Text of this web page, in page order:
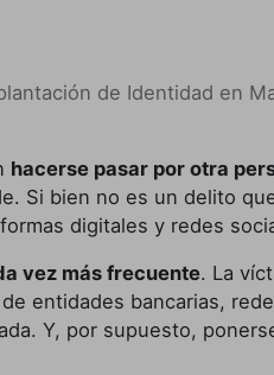
de Identidad en
hacerse pasar por otra
Si bien no es un delito
digitales y redes
vez más frecuente. La
entidades bancarias,
Y, por supuesto,